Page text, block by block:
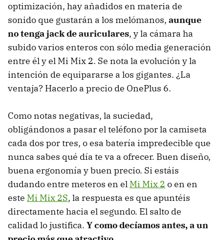
optimización, hay añadidos en materia de
sonido que gustarán a los melómanos, aunque
no tenga jack de auriculares, y la cámara ha
subido varios enteros con sólo media generación
entre él y el Mi Mix 2. Se nota la evolución y la
intención de equipararse a los gigantes. ¿La
ventaja? Hacerlo a precio de OnePlus 6.
Como notas negativas, la suciedad,
obligándonos a pasar el teléfono por la camiseta
cada dos por tres, o esa batería impredecible que
nunca sabes qué día te va a ofrecer. Buen diseño,
buena ergonomía y buen precio. Si estáis
dudando entre meteros en el Mi Mix 2 o en en
este Mi Mix 2S, la respuesta es que apuntéis
directamente hacia el segundo. El salto de
calidad lo justifica. Y como decíamos antes, a un